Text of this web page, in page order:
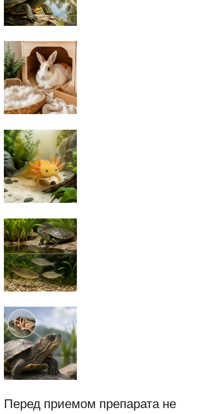
Перед приемом препарата не